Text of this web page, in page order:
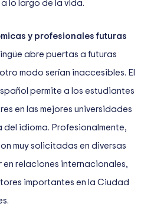
lo largo de la vida.
y profesionales futuras
abre puertas a futuras
modo serían inaccesibles. El
permite a los estudiantes
en las mejores universidades
del idioma. Profesionalmente,
muy solicitadas en diversas
en relaciones internacionales,
importantes en la Ciudad